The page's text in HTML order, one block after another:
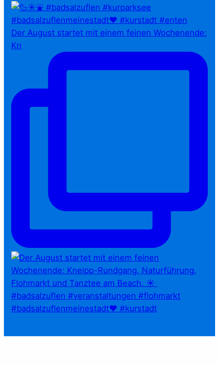
Der August startet mit einem feinen Wochenende:
Kn